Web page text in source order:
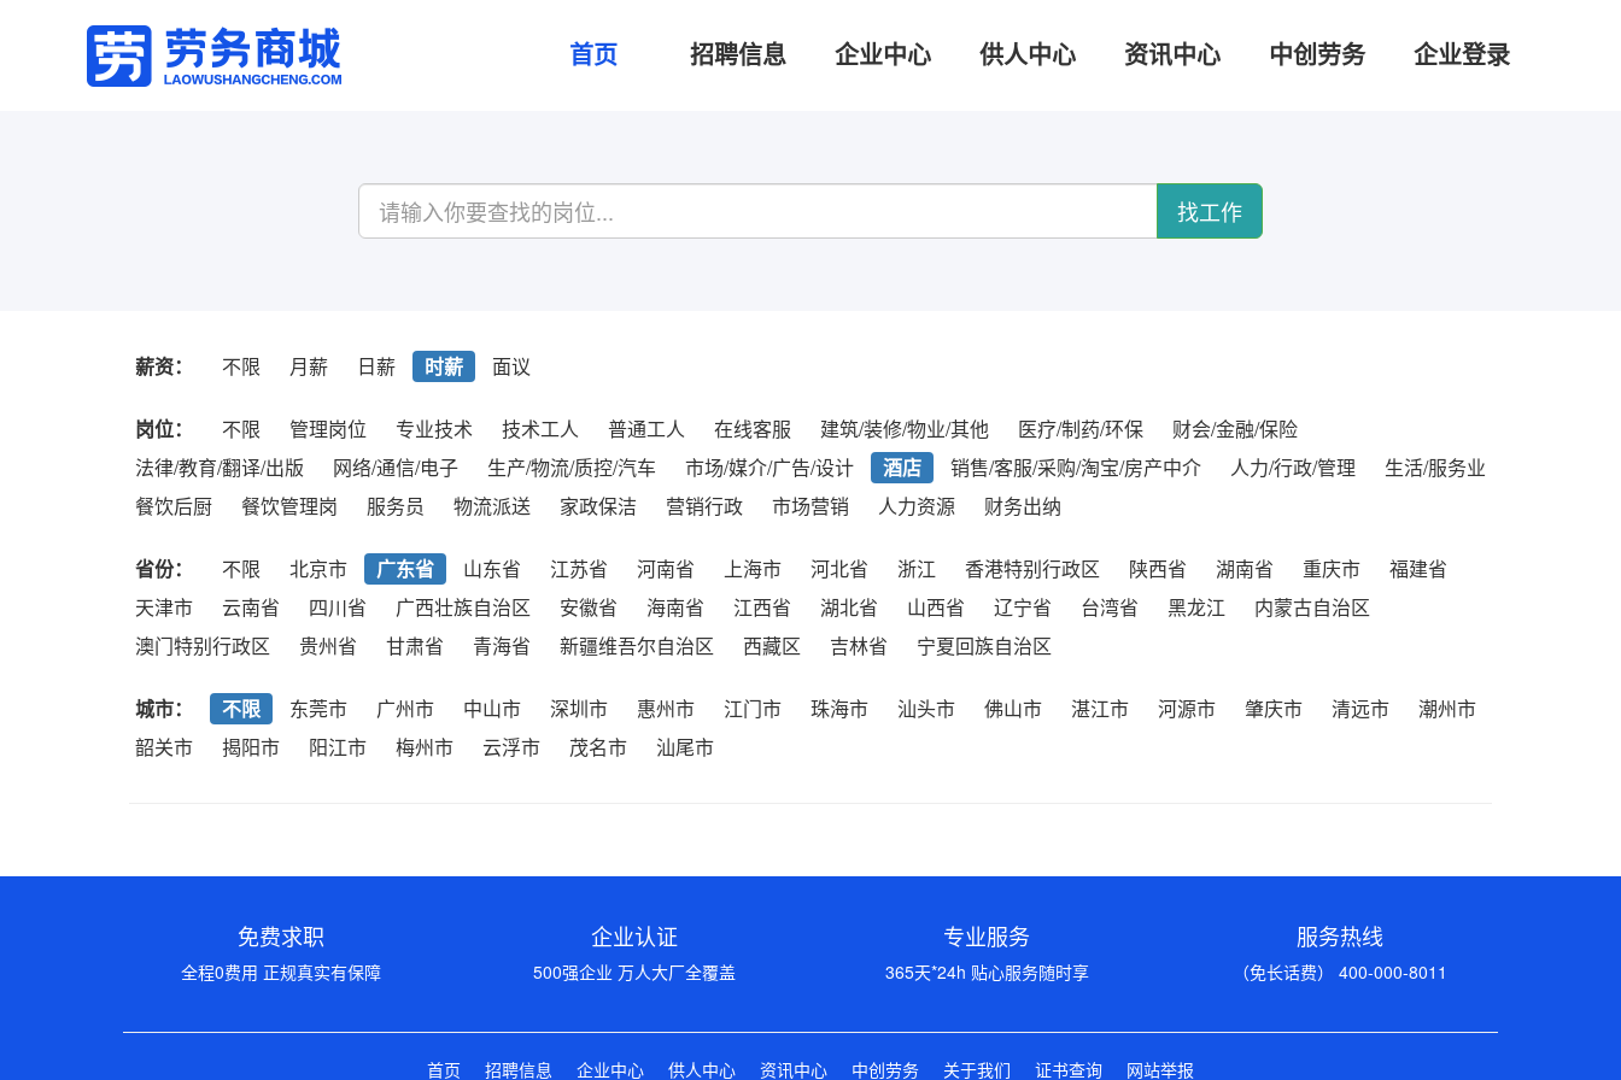
首页 招聘信息 企业中心 供人中心 资讯中心 中创劳务 企业登录
找工作
薪资： 不限 月薪 日薪 时薪 面议
岗位： 不限 管理岗位 专业技术 技术工人 普通工人 在线客服 建筑/装修/物业/其他 医疗/制药/环保
财会/金融/保险
法律/教育/翻译/出版
网络/通信/电子 生产/物流/质控/汽车 市场/媒介/广告/设计 酒店 销售/客服/采购/淘宝/房产中介 人力/行政/管理
生活/服务业
餐饮后厨
餐饮管理岗 服务员 物流派送 家政保洁 营销行政 市场营销 人力资源 财务出纳
省份： 不限 北京市 广东省 山东省 江苏省 河南省 上海市 河北省 浙江 香港特别行政区 陕西省 湖南省 重庆市
福建省
天津市
云南省 四川省 广西壮族自治区 安徽省 海南省 江西省 湖北省 山西省 辽宁省 台湾省 黑龙江
内蒙古自治区
澳门特别行政区
贵州省 甘肃省 青海省 新疆维吾尔自治区 西藏区 吉林省 宁夏回族自治区
城市： 不限 东莞市 广州市 中山市 深圳市 惠州市 江门市 珠海市 汕头市 佛山市 湛江市 河源市 肇庆市 清远市
潮州市
韶关市
揭阳市 阳江市 梅州市 云浮市 茂名市 汕尾市
免费求职
全程0费用 正规真实有保障
企业认证
500强企业 万人大厂全覆盖
专业服务
365天*24h 贴心服务随时享
服务热线
（免长话费） 400-000-8011
首页 招聘信息 企业中心 供人中心 资讯中心 中创劳务 关于我们 证书查询 网站举报